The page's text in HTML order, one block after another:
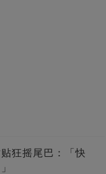
狂摇尾巴：「快